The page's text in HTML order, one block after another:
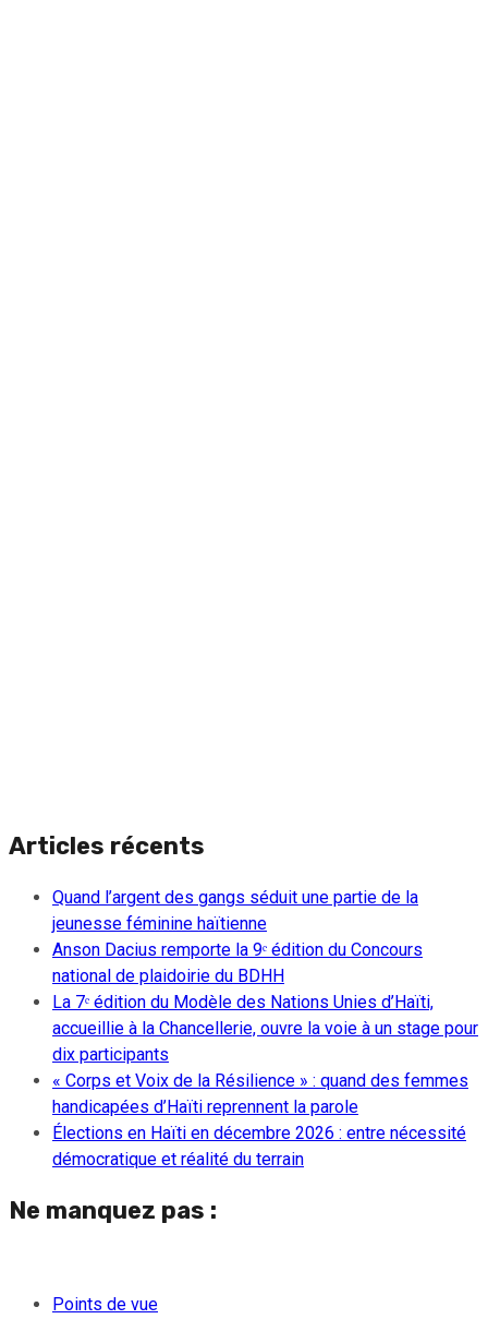
Articles récents
Quand l’argent des gangs séduit une partie de la
jeunesse féminine haïtienne
Anson Dacius remporte la 9ᵉ édition du Concours
national de plaidoirie du BDHH
La 7ᵉ édition du Modèle des Nations Unies d’Haïti,
accueillie à la Chancellerie, ouvre la voie à un stage pour
dix participants
« Corps et Voix de la Résilience » : quand des femmes
handicapées d’Haïti reprennent la parole
Élections en Haïti en décembre 2026 : entre nécessité
démocratique et réalité du terrain
Ne manquez pas :
Points de vue